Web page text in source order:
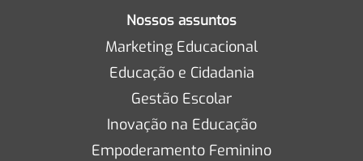
Nossos assuntos
Marketing Educacional
Educação e Cidadania
Gestão Escolar
Inovação na Educação
Empoderamento Feminino